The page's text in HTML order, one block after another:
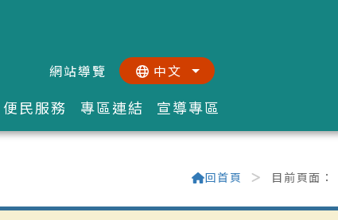
:::網站導覽 中文
便民服務 專區連結 宣導專區
回首頁 目前頁面：